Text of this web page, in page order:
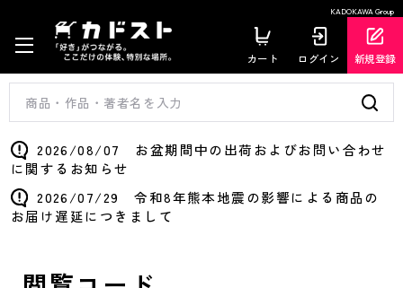
KADOKAWA Group
カート ログイン 新規登録
2026/08/07 お盆期間中の出荷およびお問い合わせ
に関するお知らせ
2026/07/29 令和8年熊本地震の影響による商品の
お届け遅延につきまして